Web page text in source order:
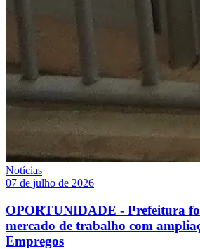
Notícias
07 de julho de 2026
OPORTUNIDADE - Prefeitura
mercado de trabalho com
Empregos